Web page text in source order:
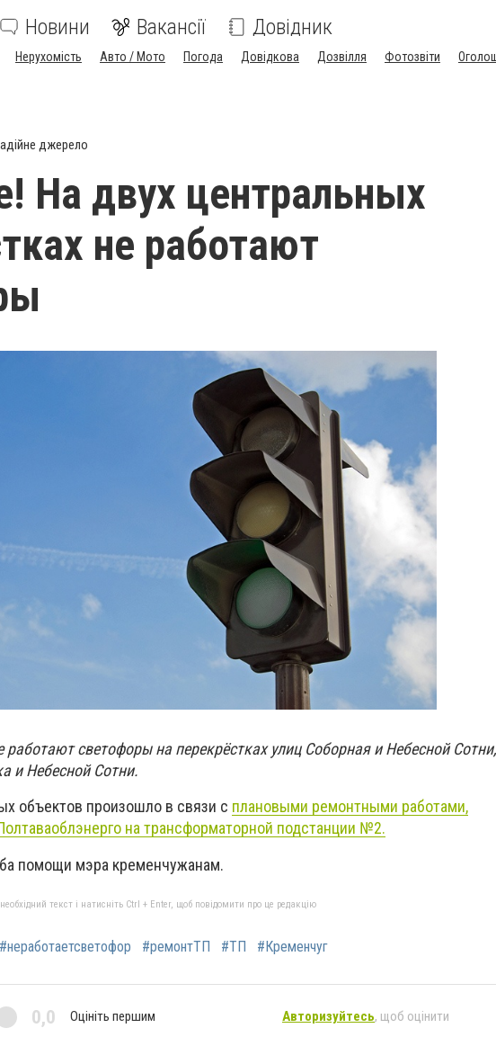
Новини Вакансії Довідник
Нерухомість Авто / Мото Погода Довідкова Дозвілля Фотозвіти
джерело
На двух центральных
не работают
работают светофоры на перекрёстках улиц Соборная и Небесной Сотни,
и Небесной Сотни.
объектов произошло в связи с плановыми ремонтными работами,
на трансформаторной подстанции №2.
помощи мэра кременчужанам.
текст і натисніть Ctrl + Enter, щоб повідомити про це редакцію
#неработаетсветофор #ремонтТП #ТП #Кременчуг
0,0 Оцініть першим Авторизуйтесь, щоб оцінити